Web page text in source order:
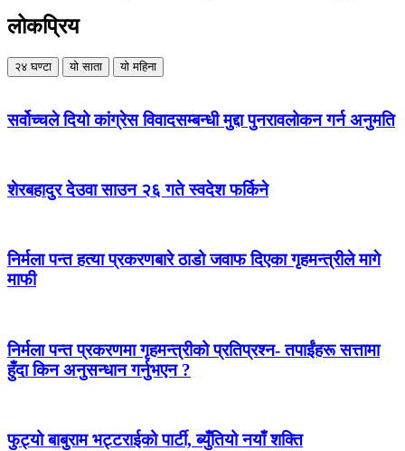
लोकप्रिय
२४ घण्टा यो साता यो महिना
सर्वोच्चले दियो कांग्रेस विवादसम्बन्धी मुद्दा पुनरावलोकन गर्न अनुमति
शेरबहादुर देउवा साउन २६ गते स्वदेश फर्किने
निर्मला पन्त हत्या प्रकरणबारे ठाडो जवाफ दिएका गृहमन्त्रीले मागे
माफी
निर्मला पन्त प्रकरणमा गृहमन्त्रीको प्रतिप्रश्न- तपाईंहरू सत्तामा
हुँदा किन अनुसन्धान गर्नुभएन ?
फुट्यो बाबुराम भट्टराईको पार्टी, ब्युँतियो नयाँ शक्ति